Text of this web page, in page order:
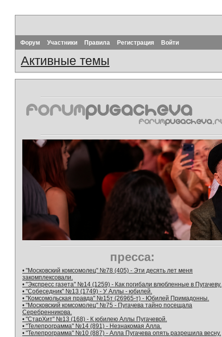
Форум Участники Правила Регистрация Войти
Активные темы
пресса:
• "Московский комсомолец" №78 (405) - Эти десять лет меня
закомплексовали.
• "Экспресс газета" №14 (1259) - Как погибали влюбленные в Пугачеву.
• "Собеседник" №13 (1749) - У Аллы - юбилей.
• "Комсомольская правда" №15т (26965-т) - Юбилей Примадонны.
• "Московский комсомолец" №75 - Пугачева тайно посещала
Серебренникова.
• "СтарХит" №13 (168) - К юбилею Аллы Пугачевой.
• "Телепрограмма" №14 (891) - Незнакомая Алла.
• "Телепрограмма" №10 (887) - Алла Пугачева опять разрешила весну.